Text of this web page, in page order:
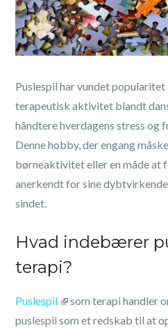
Puslespil har vundet
terapeutisk aktivitet blandt
håndtere hverdagens stress og
Denne hobby, der engang
børneaktivitet eller en måde at
anerkendt for sine
sindet.
Hvad indebærer
terapi?
Puslespil
som terapi handler
puslespil som et redskab til at